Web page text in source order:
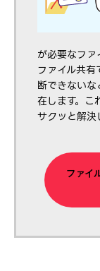
が必要なファ
ファイル共
断できない
在します。こ
サクッと解決
ファイ